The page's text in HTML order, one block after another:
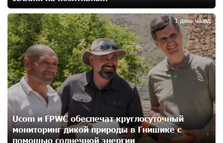
Кругом война. А вас вводят в заблуждение. Аршак
Карапетян
17 дней назад
Центр продаж и обслуживания Ucom в Егварде
возобновил работу по новому адресу — ул.
Ереванян, 3/47
17 дней назад
До 25% idcoin-ов при покупке авиабилетов Flyone:
Ucom и FPWC обеспечат круглосуточный
мониторинг дикой природы в Гнишике с
помощью солнечной энергии
1 день назад
2